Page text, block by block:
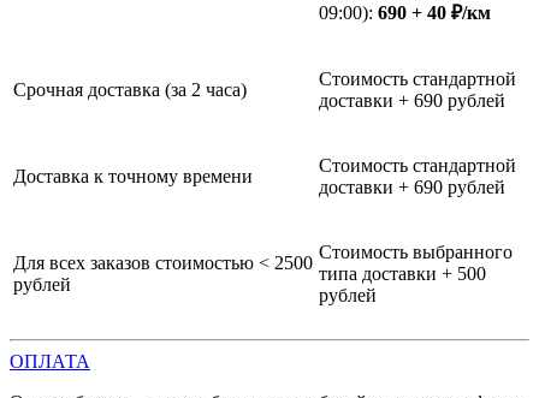
09:00): 690 + 40 ₽/км
Срочная доставка (за 2 часа)
Стоимость стандартной
доставки + 690 рублей
Доставка к точному времени
Стоимость стандартной
доставки + 690 рублей
Для всех заказов стоимостью < 2500
рублей
Стоимость выбранного
типа доставки + 500
рублей
ОПЛАТА